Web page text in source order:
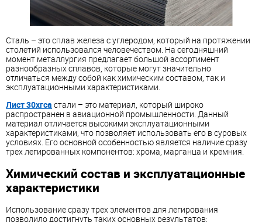
Сталь – это сплав железа с углеродом, который на протяжении
столетий использовался человечеством. На сегодняшний
момент металлургия предлагает большой ассортимент
разнообразных сплавов, которые могут значительно
отличаться между собой как химическим составом, так и
эксплуатационными характеристиками.
Лист 30хгса стали – это материал, который широко
распространен в авиационной промышленности. Данный
материал отличается высокими эксплуатационными
характеристиками, что позволяет использовать его в суровых
условиях. Его основной особенностью является наличие сразу
трех легированных компонентов: хрома, марганца и кремния.
Химический состав и эксплуатационные
характеристики
Использование сразу трех элементов для легирования
позволило достигнуть таких основных результатов: